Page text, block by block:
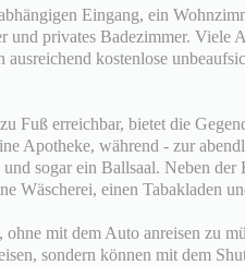
Eingang, ein
privates Badezimmer. Viele
kostenlose
Fuß erreichbar, bietet die
Apotheke, während - zur
sogar ein Ballsaal. Neben der
Wäscherei, einen Tabakladen
mit dem Auto anreisen zu
sondern können mit dem